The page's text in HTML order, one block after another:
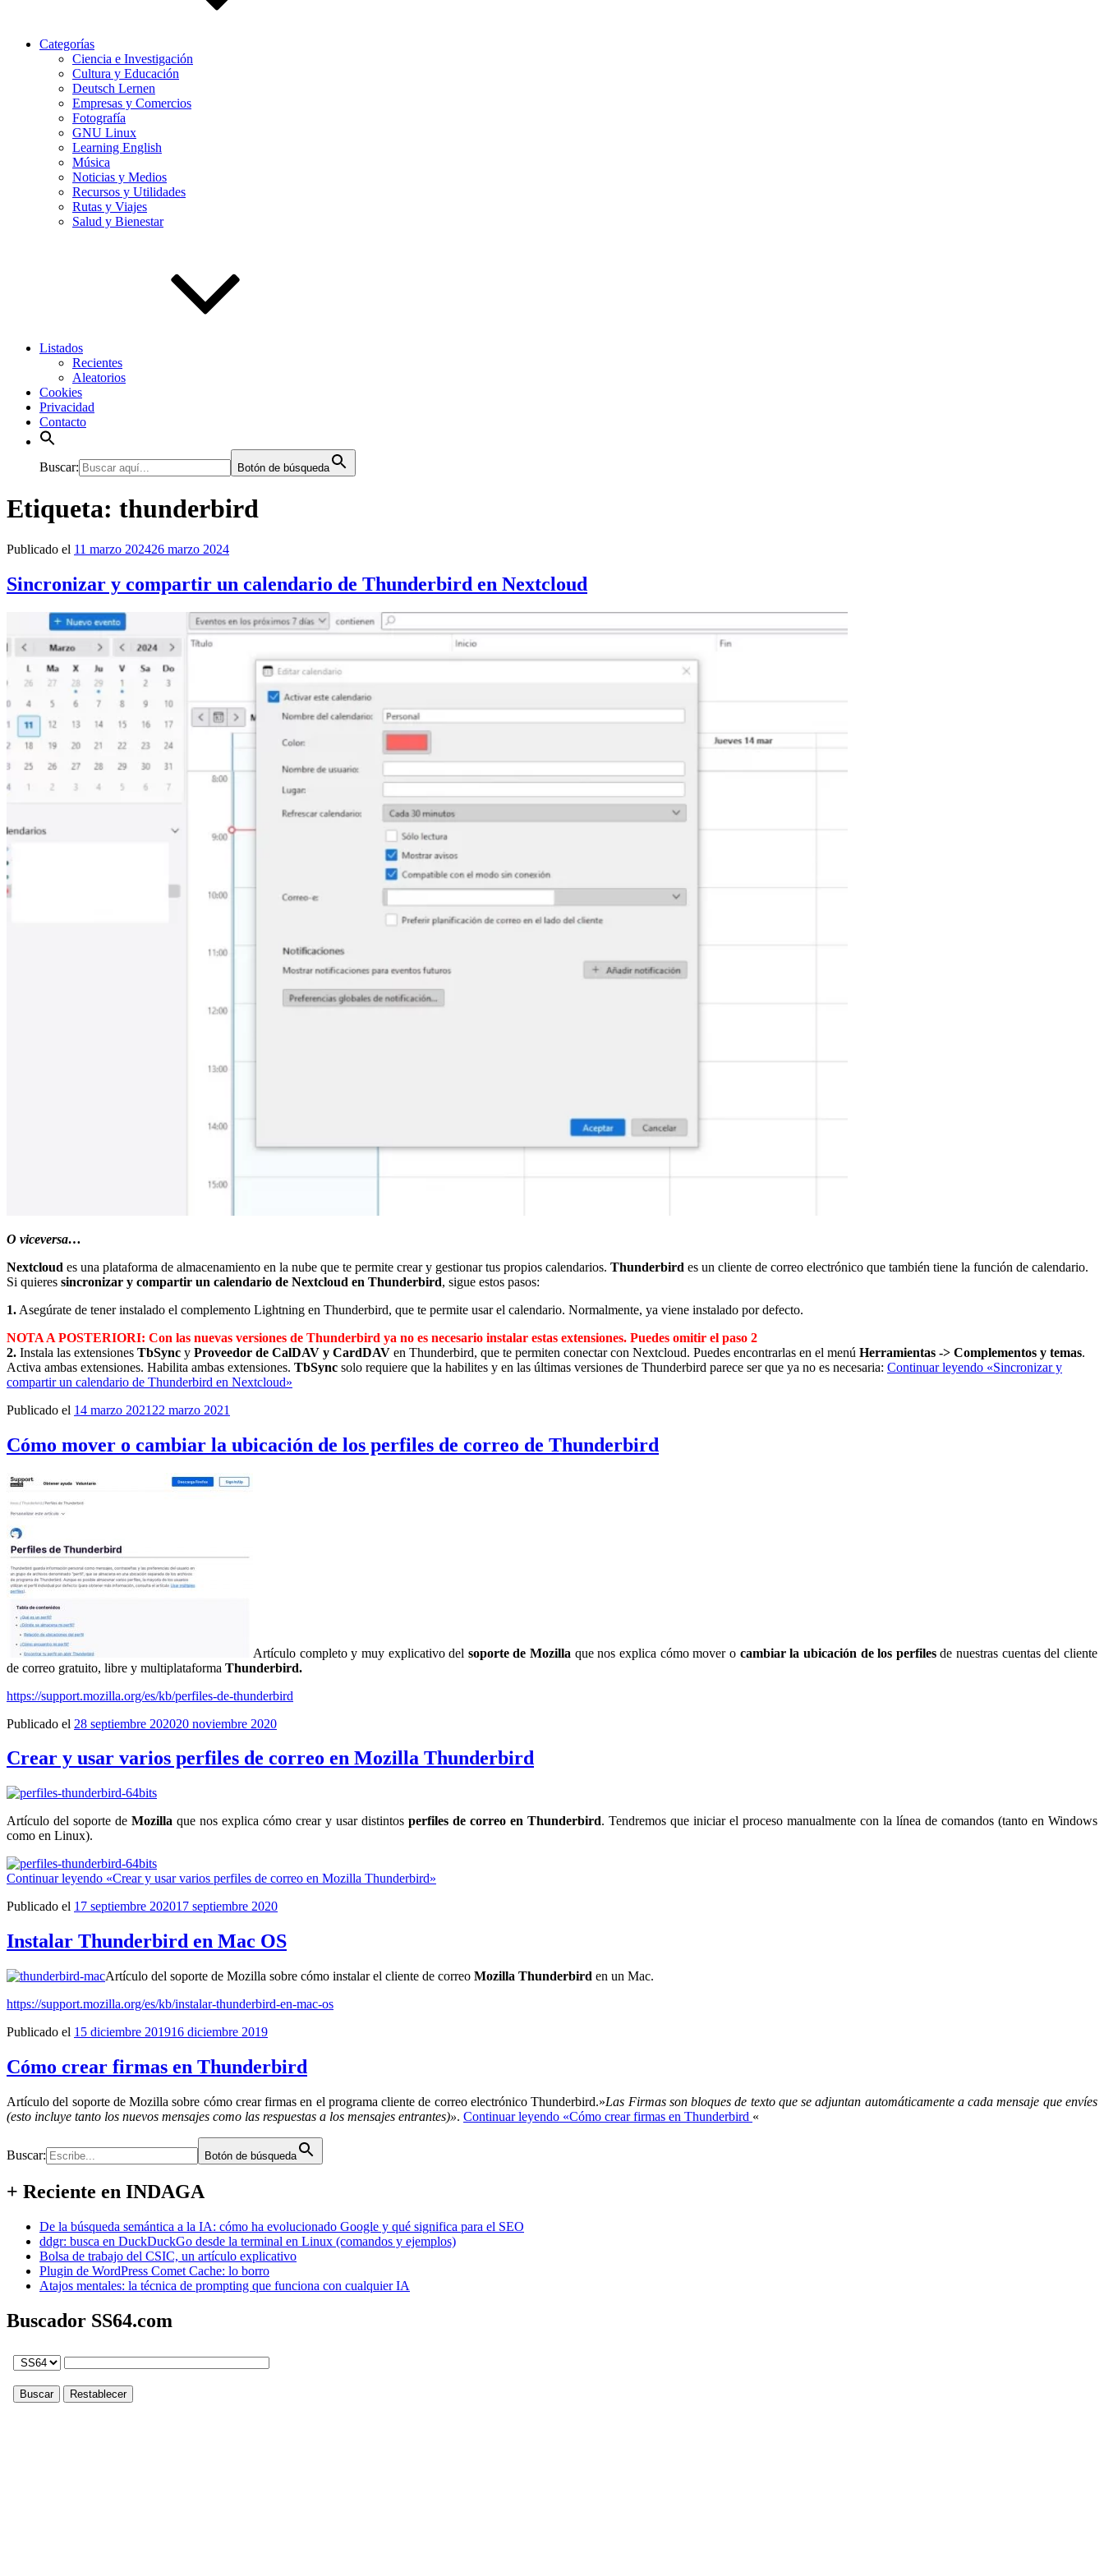
Categorías
Ciencia e Investigación
Cultura y Educación
Deutsch Lernen
Empresas y Comercios
Fotografía
GNU Linux
Learning English
Música
Noticias y Medios
Recursos y Utilidades
Rutas y Viajes
Salud y Bienestar
Listados
Recientes
Aleatorios
Cookies
Privacidad
Contacto
Buscar: Botón de búsqueda
Etiqueta: thunderbird
Publicado el 11 marzo 202426 marzo 2024
Sincronizar y compartir un calendario de Thunderbird en Nextcloud
O viceversa…
Nextcloud es una plataforma de almacenamiento en la nube que te permite crear y gestionar tus propios calendarios. Thunderbird es un cliente de correo electrónico que también tiene la función de calendario.
Si quieres sincronizar y compartir un calendario de Nextcloud en Thunderbird, sigue estos pasos:
1. Asegúrate de tener instalado el complemento Lightning en Thunderbird, que te permite usar el calendario. Normalmente, ya viene instalado por defecto.
NOTA A POSTERIORI: Con las nuevas versiones de Thunderbird ya no es necesario instalar estas extensiones. Puedes omitir el paso 2
2. Instala las extensiones TbSync y Proveedor de CalDAV y CardDAV en Thunderbird, que te permiten conectar con Nextcloud. Puedes encontrarlas en el menú Herramientas -> Complementos y temas.
Activa ambas extensiones. Habilita ambas extensiones. TbSync solo requiere que la habilites y en las últimas versiones de Thunderbird parece ser que ya no es necesaria: Continuar leyendo «Sincronizar y
compartir un calendario de Thunderbird en Nextcloud»
Publicado el 14 marzo 2021 22 marzo 2021
Cómo mover o cambiar la ubicación de los perfiles de correo de Thunderbird
Artículo completo y muy explicativo del soporte de Mozilla que nos explica cómo mover ocambiar la ubicación de los perfilesde nuestras cuentas del cliente
de correo gratuito, libre y multiplataforma Thunderbird.
https://support.mozilla.org/es/kb/perfiles-de-thunderbird
Publicado el 28 septiembre 202020 noviembre 2020
Crear y usar varios perfiles de correo en Mozilla Thunderbird
Artículo del soporte de Mozilla que nos explica cómo crear y usar distintos perfiles de correo en Thunderbird. Tendremos que iniciar el proceso manualmente con la línea de comandos (tanto en Windows
como en Linux).
Continuar leyendo «Crear y usar varios perfiles de correo en Mozilla Thunderbird»
Publicado el 17 septiembre 202017 septiembre 2020
Instalar Thunderbird en Mac OS
Artículo del soporte de Mozilla sobre cómo instalar el cliente de correo Mozilla Thunderbird en un Mac.
https://support.mozilla.org/es/kb/instalar-thunderbird-en-mac-os
Publicado el 15 diciembre 201916 diciembre 2019
Cómo crear firmas en Thunderbird
Artículo del soporte de Mozilla sobre cómo crear firmas en el programa cliente de correo electrónico Thunderbird.»Las Firmas son bloques de texto que se adjuntan automáticamente a cada mensaje que envíes
(esto incluye tanto los nuevos mensajes como las respuestas a los mensajes entrantes)». Continuar leyendo «Cómo crear firmas en Thunderbird «
Buscar: Botón de búsqueda
+ Reciente en INDAGA
De la búsqueda semántica a la IA: cómo ha evolucionado Google y qué significa para el SEO
ddgr: busca en DuckDuckGo desde la terminal en Linux (comandos y ejemplos)
Bolsa de trabajo del CSIC, un artículo explicativo
Plugin de WordPress Comet Cache: lo borro
Atajos mentales: la técnica de prompting que funciona con cualquier IA
Buscador SS64.com